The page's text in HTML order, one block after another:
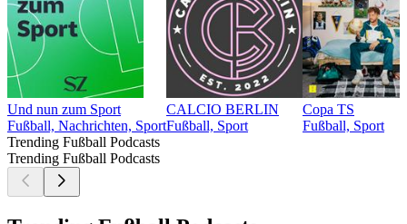
Und nun zum Sport
Fußball, Nachrichten, Sport
CALCIO BERLIN
Fußball, Sport
Copa TS
Fußball, Sport
Trending Fußball Podcasts
Trending Fußball Podcasts